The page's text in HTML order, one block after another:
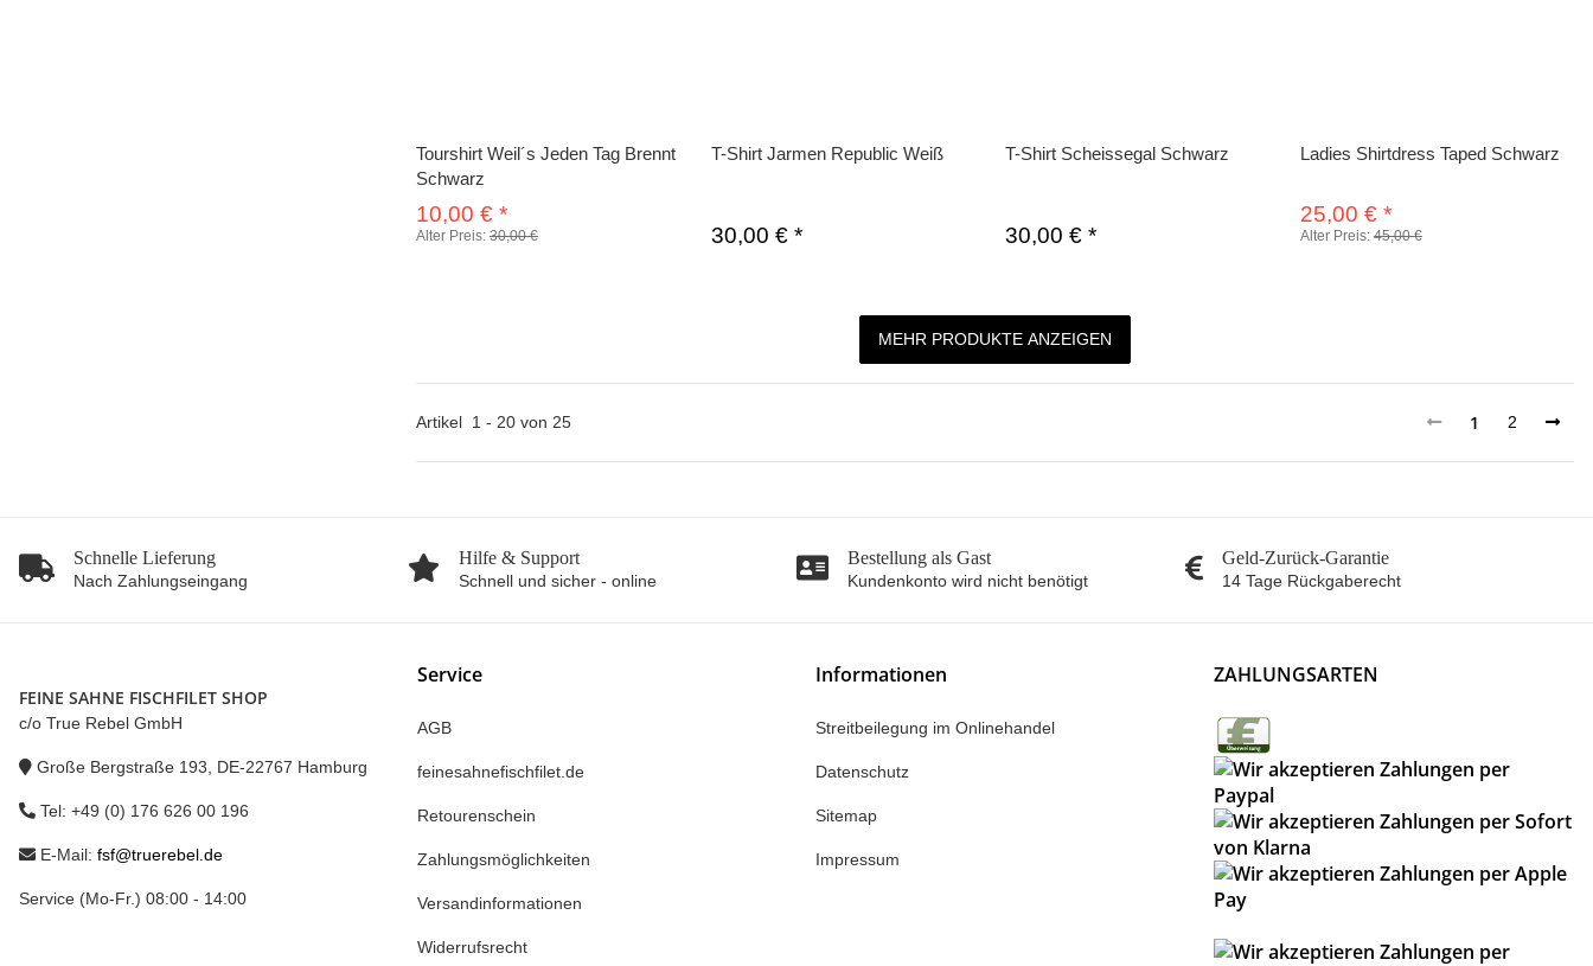
Tourshirt Weil´s Jeden Tag Brennt
Schwarz
10,00 € *
Alter Preis: 30,00 €
T-Shirt Jarmen Republic Weiß
30,00 € *
T-Shirt Scheissegal Schwarz
30,00 €*
Ladies Shirtdress Taped Schwarz
25,00 € *
Alter Preis: 45,00 €
MEHR PRODUKTE ANZEIGEN
Artikel 1 - 20 von 25 1 2
Schnelle Lieferung
Nach Zahlungseingang
Hilfe & Support
Schnell und sicher - online
Bestellung als Gast
Kundenkonto wird nicht benötigt
Geld-Zurück-Garantie
14 Tage Rückgaberecht
FEINE SAHNE FISCHFILET SHOP
c/o True Rebel GmbH
Große Bergstraße 193, DE-22767 Hamburg
Tel: +49 (0) 176 626 00 196
E-Mail: fsf@truerebel.de
Service (Mo-Fr.) 08:00 - 14:00
Service
AGB
feinesahnefischfilet.de
Retourenschein
Zahlungsmöglichkeiten
Versandinformationen
Widerrufsrecht
Informationen
Streitbeilegung im Onlinehandel
Datenschutz
Sitemap
Impressum
ZAHLUNGSARTEN